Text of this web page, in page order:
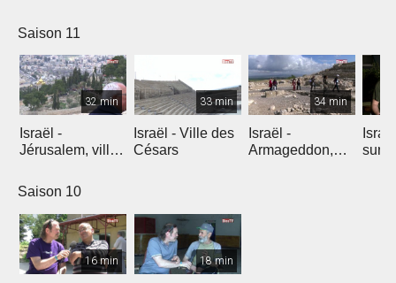
Saison 11
32 min
Israël -
Jérusalem, ville
33 min
Israël - Ville des
Césars
34 min
Israël -
Armageddon,
sur
Saison 10
16 min 18 min